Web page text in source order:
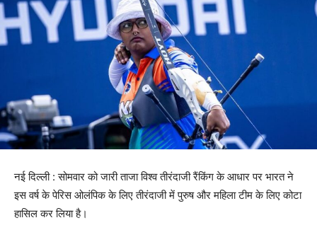
नई दिल्ली : सोमवार को जारी ताजा विश्व तीरंदाजी रैंकिंग के आधार पर भारत ने
इस वर्ष के पेरिस ओलंपिक के लिए तीरंदाजी में पुरुष और महिला टीम के लिए कोटा
हासिल कर लिया है।